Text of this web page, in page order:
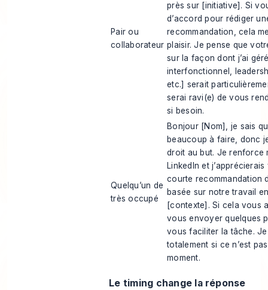
Pair ou
collaborateur
près sur [initiative]. Si
d’accord pour rédiger
recommandation, cela
plaisir. Je pense que
sur la façon dont j’ai
interfonctionnel,
etc.] serait
serai ravi(e) de vous
si besoin.
Quelqu’un de
très occupé
Bonjour [Nom], je sais
beaucoup à faire, donc
droit au but. Je renforce
LinkedIn et
courte recommandation
basée sur notre travail
[contexte]. Si cela vous
vous envoyer quelques
vous faciliter la tâche.
totalement si ce n’est
moment.
Le timing change la réponse